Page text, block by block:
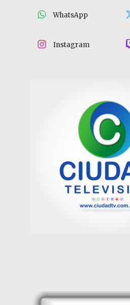
WhatsApp
Instagram